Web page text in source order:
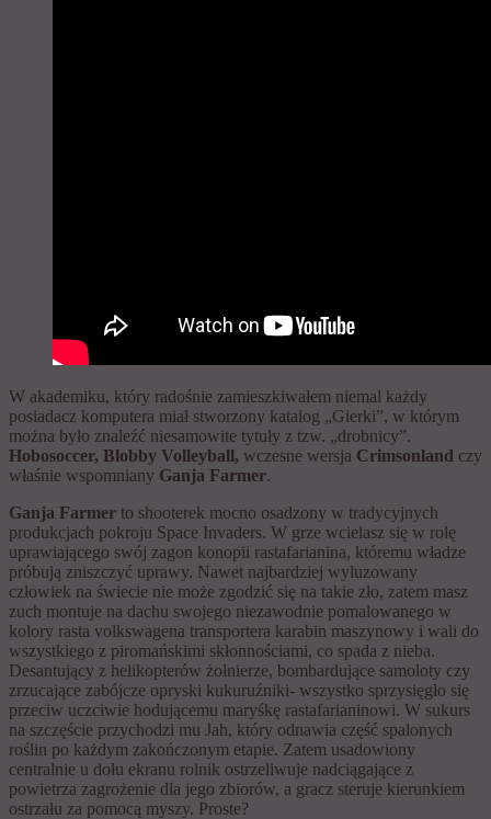
W akademiku, który radośnie zamieszkiwałem niemal każdy
posiadacz komputera miał stworzony katalog „Gierki”, w którym
można było znaleźć niesamowite tytuły z tzw. „drobnicy”.
Hobosoccer, Blobby Volleyball, wczesne wersja Crimsonland czy
właśnie wspomniany Ganja Farmer.
Ganja Farmer to shooterek mocno osadzony w tradycyjnych
produkcjach pokroju Space Invaders. W grze wcielasz się w rolę
uprawiającego swój zagon konopii rastafarianina, któremu władze
próbują zniszczyć uprawy. Nawet najbardziej wyluzowany
człowiek na świecie nie może zgodzić się na takie zło, zatem masz
zuch montuje na dachu swojego niezawodnie pomalowanego w
kolory rasta volkswagena transportera karabin maszynowy i wali do
wszystkiego z piromańskimi skłonnościami, co spada z nieba.
Desantujący z helikopterów żołnierze, bombardujące samoloty czy
zrzucające zabójcze opryski kukuruźniki- wszystko sprzysięgło się
przeciw uczciwie hodującemu maryśkę rastafarianinowi. W sukurs
na szczęście przychodzi mu Jah, który odnawia część spalonych
roślin po każdym zakończonym etapie. Zatem usadowiony
centralnie u dołu ekranu rolnik ostrzeliwuje nadciągające z
powietrza zagrożenie dla jego zbiorów, a gracz steruje kierunkiem
ostrzału za pomocą myszy. Proste?